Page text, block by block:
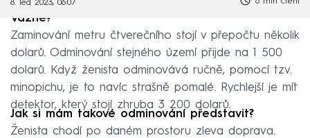
8. led 2023, 06:07
Vážně?
Zaminování metru čtverečního stojí v přepočtu několik
dolarů. Odminování stejného území přijde na 1 500
dolarů. Když ženista odminovává ručně, pomocí tzv.
minopichu, je to navíc strašně pomalé. Rychlejší je mít
detektor, který stojí zhruba 3 200 dolarů.
Jak si mám takové odminování představit?
Ženista chodí po daném prostoru zleva doprava.